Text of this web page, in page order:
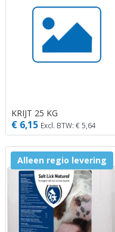
KRIJT 25 KG
€ 6,15 Excl. BTW: € 5,64
Alleen regio levering